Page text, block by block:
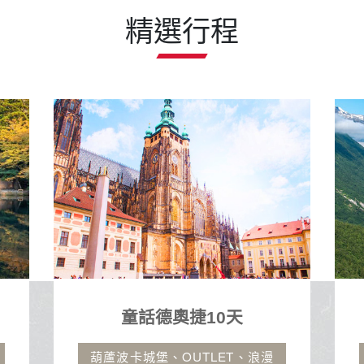
精選行程
童話德奧捷10天
葫蘆波卡城堡、OUTLET、浪漫